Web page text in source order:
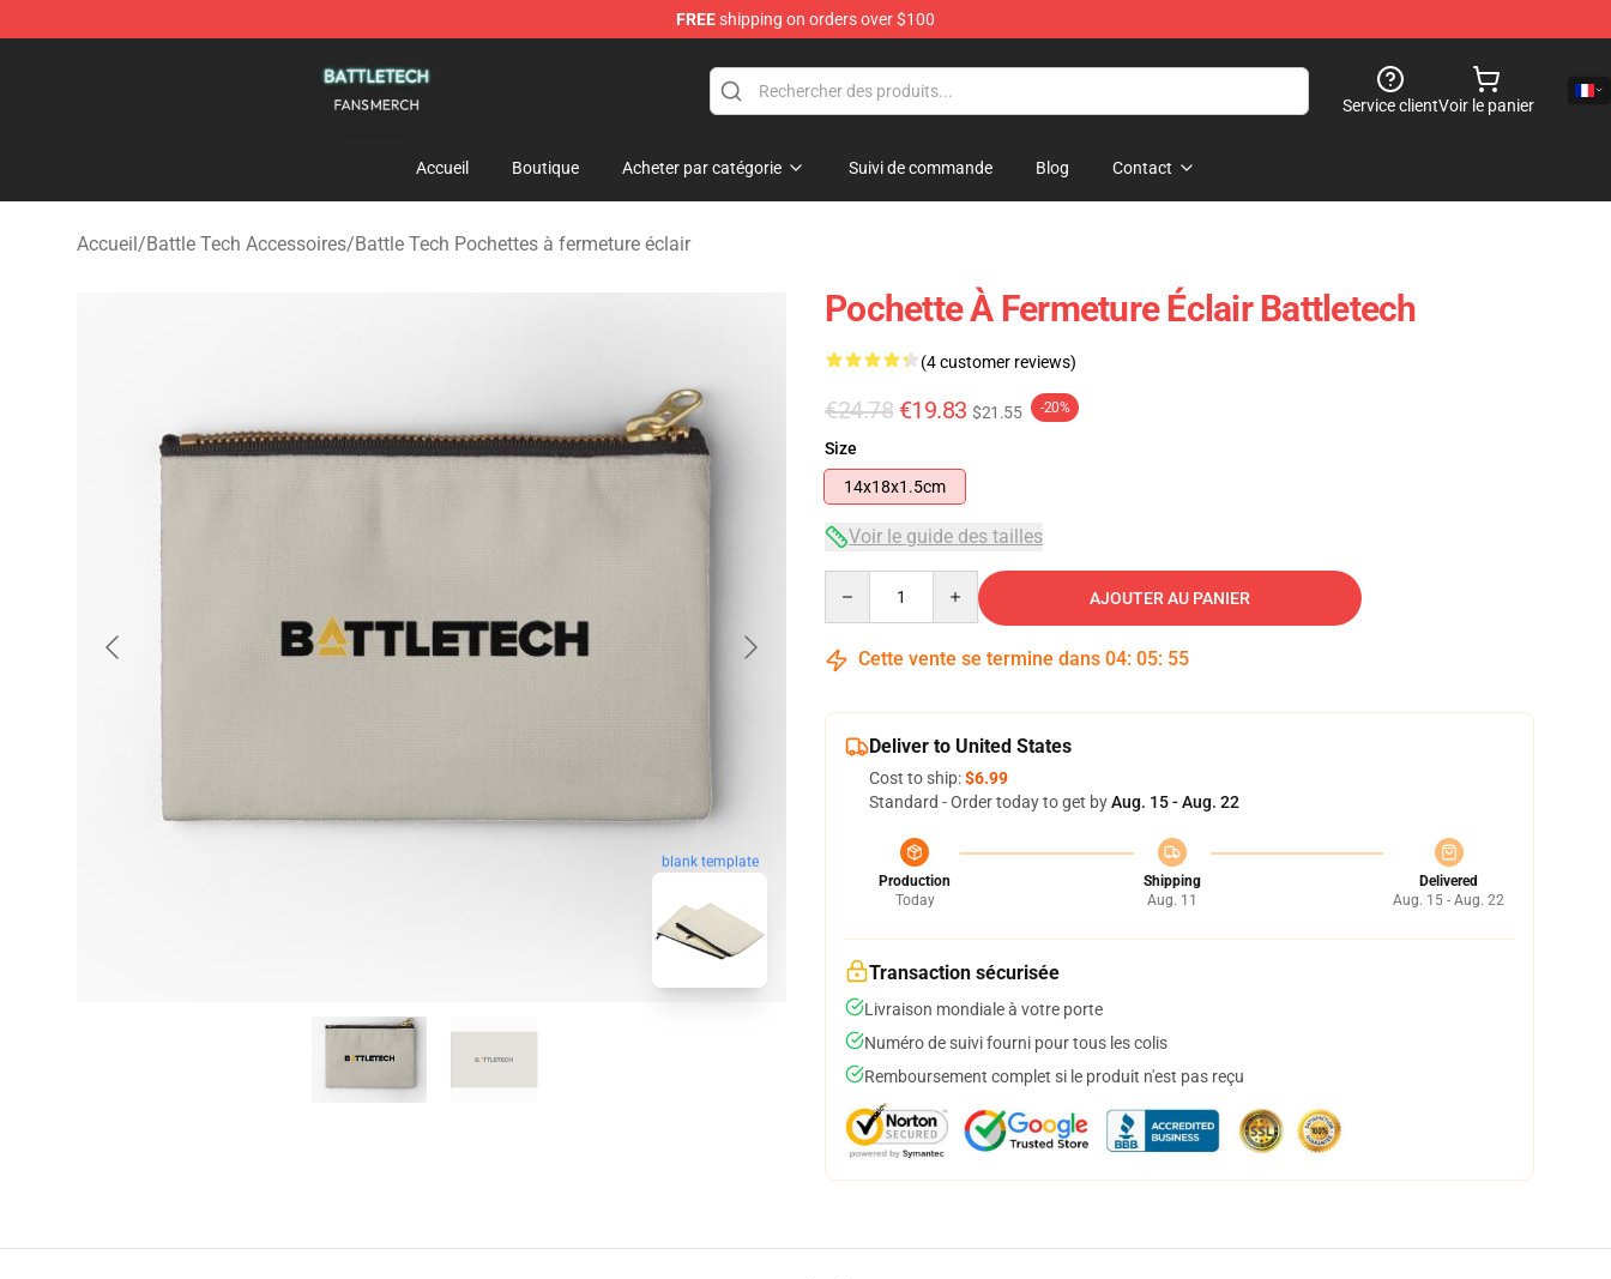
FREEshipping on orders over $100
Service clientVoir le panier
Accueil Boutique Acheter par catégorie Suivi de commande Blog Contact
Accueil/Battle Tech Accessoires/Battle Tech Pochettes à fermeture éclair
blank template
Pochette À Fermeture Éclair Battletech
(4 customer reviews)
€24.78 €19.83 $21.55 -20%
Size
14x18x1.5cm
Voir le guide des tailles
AJOUTER AU PANIER
Cette vente se termine dans 04: 05: 54
Deliver to United States
Cost to ship:$6.99
Standard - Order today to get byAug. 15 - Aug. 22
Production
Today
Shipping
Aug. 11
Delivered
Aug. 15 - Aug. 22
Transaction sécurisée
Livraison mondiale à votre porte
Numéro de suivi fourni pour tous les colis
Remboursement complet si le produit n'est pas reçu